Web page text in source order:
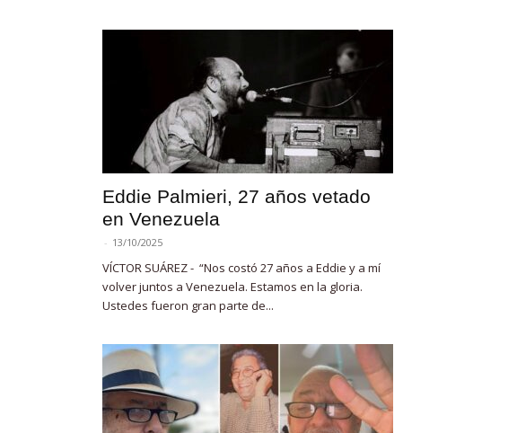
Eddie Palmieri, 27 años vetado
en Venezuela
- 13/10/2025
VÍCTOR SUÁREZ - “Nos costó 27 años a Eddie y a mí
volver juntos a Venezuela. Estamos en la gloria.
Ustedes fueron gran parte de...